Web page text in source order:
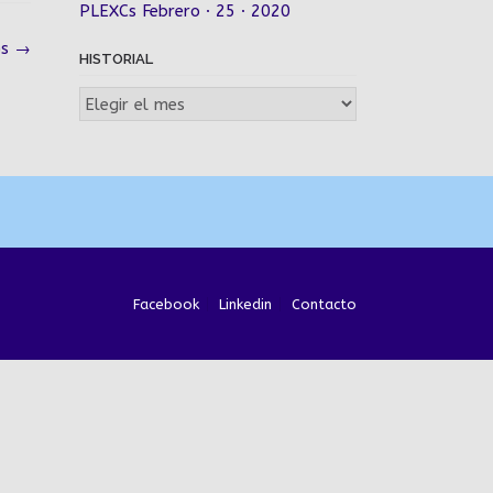
→
PLEXCs Febrero · 25 · 2020
HISTORIAL
Historial
Facebook Linkedin Contacto